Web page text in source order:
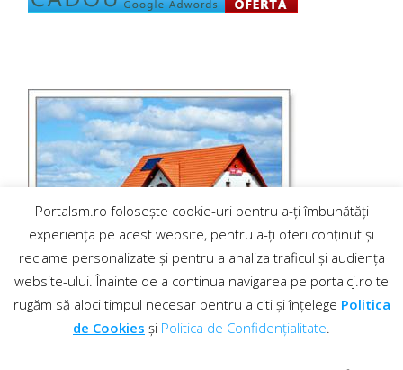
Portalsm.ro folosește cookie-uri pentru a-ți îmbunătăți
experiența pe acest website, pentru a-ți oferi conținut și
reclame personalizate și pentru a analiza traficul și audiența
website-ului. Înainte de a continua navigarea pe portalcj.ro te
rugăm să aloci timpul necesar pentru a citi și înțelege Politica
de Cookies și Politica de Confidențialitate.